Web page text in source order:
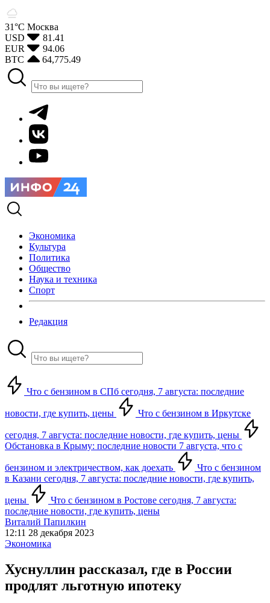
31°С Москва
USD
81.41
EUR
94.06
BTC
64,775.49
Экономика
Культура
Политика
Общество
Наука и техника
Спорт
Редакция
Что с бензином в СПб сегодня, 7 августа: последние
новости, где купить, цены Что с бензином в Иркутске
сегодня, 7 августа: последние новости, где купить, цены
Обстановка в Крыму: последние новости 7 августа, что с
бензином и электричеством, как доехать
Что с бензином
в Казани сегодня, 7 августа: последние новости, где купить,
цены
Что с бензином в Ростове сегодня, 7 августа:
последние новости, где купить, цены
Виталий Папилкин
12:11 28 декабря 2023
Экономика
Хуснуллин рассказал, где в России
продлят льготную ипотеку